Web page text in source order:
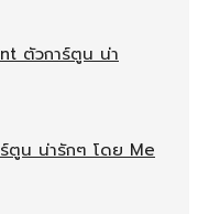
ตูน น่ารักๆ โดย Me